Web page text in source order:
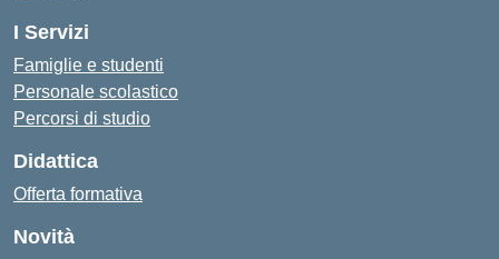
I Servizi
Famiglie e studenti
Personale scolastico
Percorsi di studio
Didattica
Offerta formativa
Novità